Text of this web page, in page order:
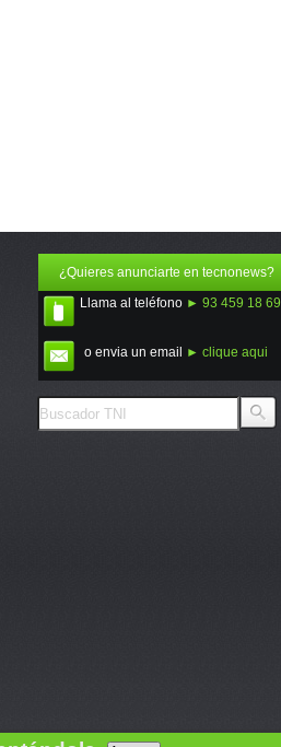
¿Quieres anunciarte en tecnonews?
Llama al teléfono ► 93 459 18 69
o envia un email ► clique aqui